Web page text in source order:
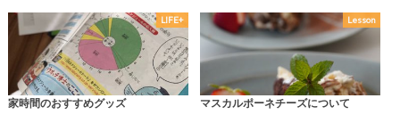
LIFE+
家時間のおすすめグッズ
Lesson
マスカルポーネチーズについて